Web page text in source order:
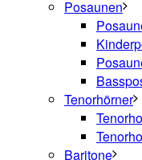
Posaunen
Tenorhörner
Baritone